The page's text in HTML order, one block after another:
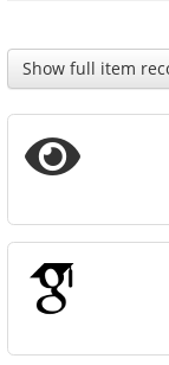
Show full item